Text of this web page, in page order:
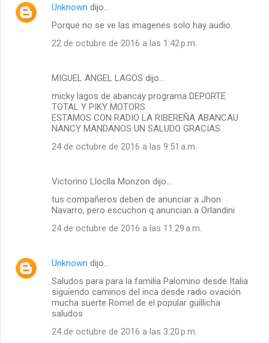
Unknown dijo…
Porque no se ve las imagenes solo hay audio.
22 de octubre de 2016 a las 1:42 p.m.
MIGUEL ANGEL LAGOS dijo…
micky lagos de abancay programa DEPORTE
TOTAL Y PIKY MOTORS
ESTAMOS CON RADIO LA RIBEREÑA ABANCAU
NANCY MANDANOS UN SALUDO GRACIAS.
24 de octubre de 2016 a las 9:51 a.m.
Victorino Lloclla Monzon dijo…
tus compañeros deben de anunciar a Jhon
Navarro, pero escuchon q anuncian a Orlandini
24 de octubre de 2016 a las 11:29 a.m.
Unknown dijo…
Saludos para para la familia Palomino desde Italia
siguiendo caminos del inca desde radio ovación
mucha suerte Romel de el popular guillicha
saludos
24 de octubre de 2016 a las 3:20 p.m.